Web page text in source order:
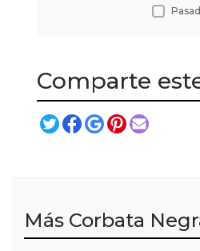
Comparte
Más Corbata